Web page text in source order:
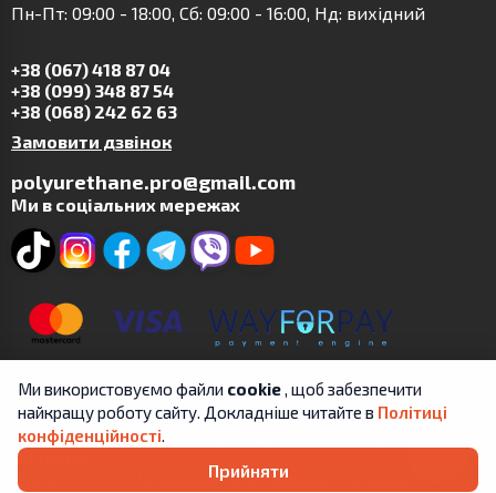
Пн-Пт: 09:00 - 18:00, Сб: 09:00 - 16:00, Нд: вихідний
+38 (067) 418 87 04
+38 (099) 348 87 54
+38 (068) 242 62 63
Замовити дзвінок
polyurethane.pro@gmail.com
Ми в соціальних мережах
Copyright © 2019-2025 | ФОП Цит А.В. | Всі права
захищені.
Положення про обробку та захист
Ми використовуємо файли cookie, щоб забезпечити
найкращу роботу сайту. Докладніше читайте в Політиці
конфіденційності.
Прийняти